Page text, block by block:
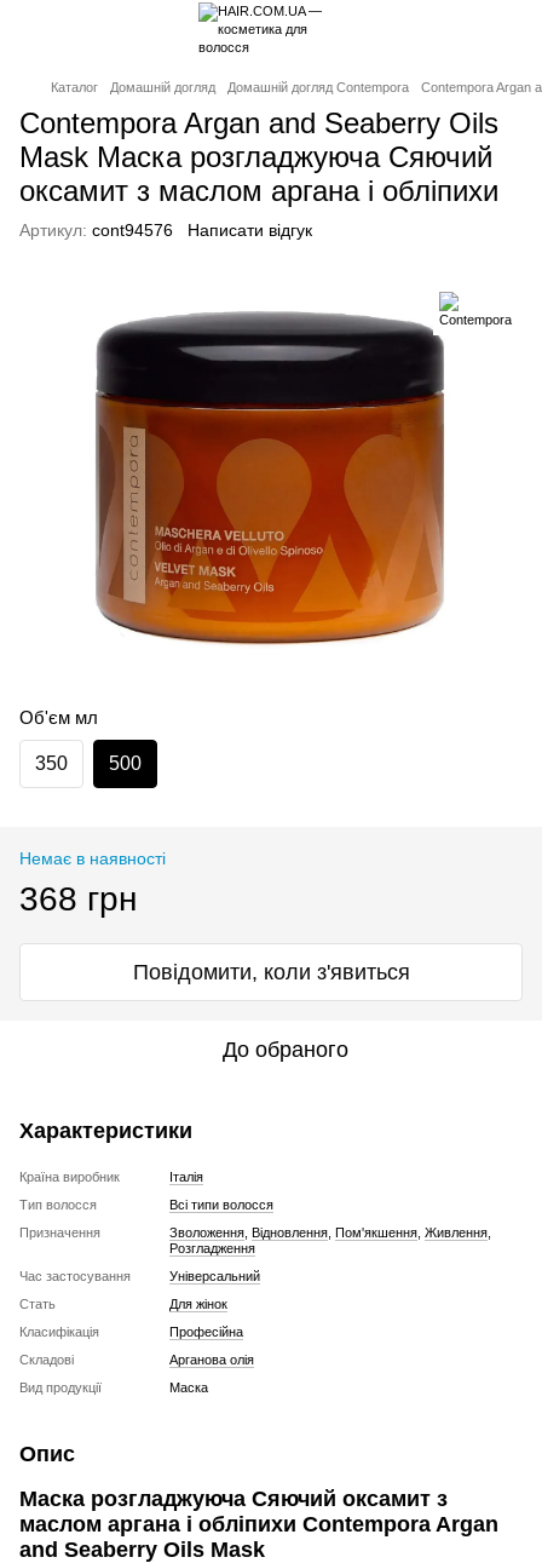
Каталог Домашній догляд Домашній догляд Contempora Contempora Argan
Contempora Argan and Seaberry Oils
Mask Маска розгладжуюча Сяючий
оксамит з маслом аргана і обліпихи
Артикул: cont94576 Написати відгук
Об'єм мл
350 500
Немає в наявності
368 грн
Повідомити, коли з'явиться
До обраного
Характеристики
Країна виробник
Італія
Тип волосся
Всі типи волосся
Призначення
Зволоження Відновлення Пом'якшення Живлення
Розгладження
Час застосування
Універсальний
Стать
Для жінок
Класифікація
Професійна
Складові
Арганова олія
Вид продукції
Маска
Опис
Маска розгладжуюча Сяючий оксамит з
маслом аргана і обліпихи Contempora Argan
and Seaberry Oils Mask